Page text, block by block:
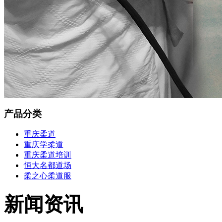
产品分类
重庆柔道
重庆学柔道
重庆柔道培训
恒大名都道场
柔之心柔道服
新闻资讯